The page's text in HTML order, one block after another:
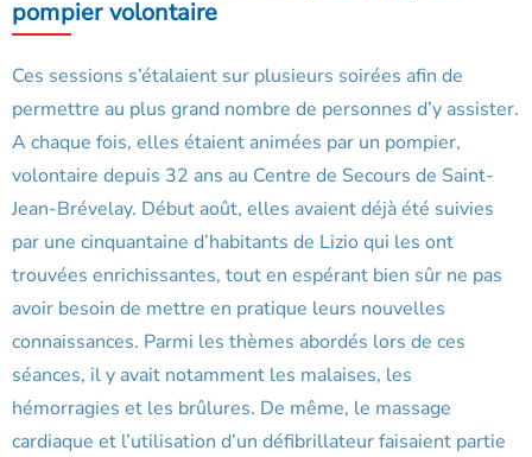
pompier volontaire
Ces sessions s’étalaient sur plusieurs soirées afin de
permettre au plus grand nombre de personnes d’y assister.
A chaque fois, elles étaient animées par un pompier,
volontaire depuis 32 ans au Centre de Secours de Saint-
Jean-Brévelay. Début août, elles avaient déjà été suivies
par une cinquantaine d’habitants de Lizio qui les ont
trouvées enrichissantes, tout en espérant bien sûr ne pas
avoir besoin de mettre en pratique leurs nouvelles
connaissances. Parmi les thèmes abordés lors de ces
séances, il y avait notamment les malaises, les
hémorragies et les brûlures. De même, le massage
cardiaque et l’utilisation d’un défibrillateur faisaient partie